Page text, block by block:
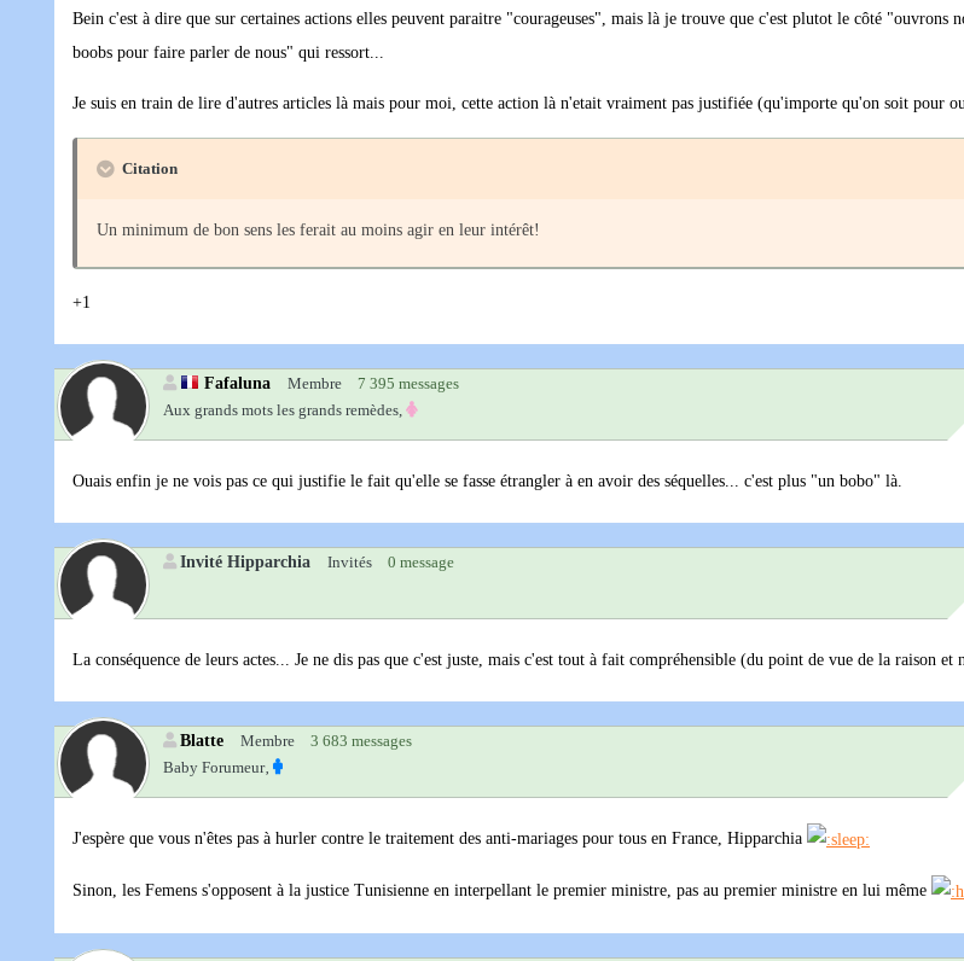
Bein c'est à dire que sur certaines actions elles peuvent paraitre "courageuses", mais là je trouve que c'est plutot le côté "ouvrons
boobs pour faire parler de nous" qui ressort...
Je suis en train de lire d'autres articles là mais pour moi, cette action là n'etait vraiment pas justifiée (qu'importe qu'on soit pour
Citation
Un minimum de bon sens les ferait au moins agir en leur intérêt!
+1
Fafaluna Membre
7 395 messages
Aux grands mots les grands remèdes,
Ouais enfin je ne vois pas ce qui justifie le fait qu'elle se fasse étrangler à en avoir des séquelles... c'est plus "un bobo" là.
Invité Hipparchia Invités 0 message
La conséquence de leurs actes... Je ne dis pas que c'est juste, mais c'est tout à fait compréhensible (du point de vue de la raison et
Blatte Membre
3 683 messages
Baby Forumeur‚
J'espère que vous n'êtes pas à hurler contre le traitement des anti-mariages pour tous en France, Hipparchia
Sinon, les Femens s'opposent à la justice Tunisienne en interpellant le premier ministre, pas au premier ministre en lui même